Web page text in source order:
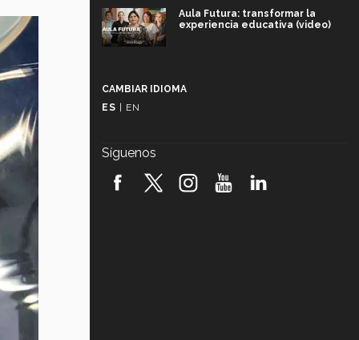
Aula Futura: transformar la
experiencia educativa (video)
robótica FIRST 2026! (video)
CAMBIAR IDIOMA
ES | EN
Síguenos